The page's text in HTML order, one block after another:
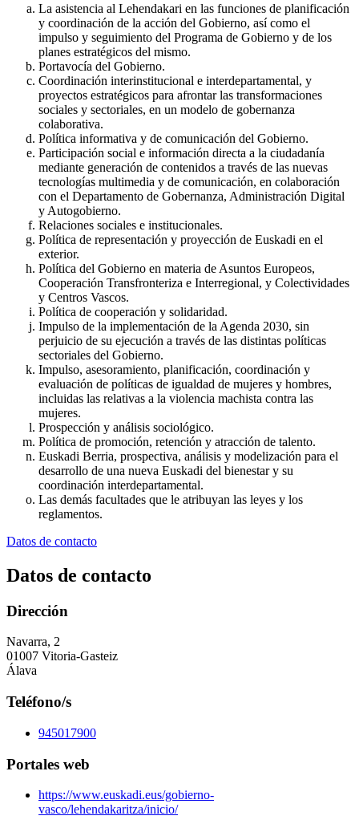
La asistencia al Lehendakari en las funciones de planificación
y coordinación de la acción del Gobierno, así como el
impulso y seguimiento del Programa de Gobierno y de los
planes estratégicos del mismo.
Portavocía del Gobierno.
Coordinación interinstitucional e interdepartamental, y
proyectos estratégicos para afrontar las transformaciones
sociales y sectoriales, en un modelo de gobernanza
colaborativa.
Política informativa y de comunicación del Gobierno.
Participación social e información directa a la ciudadanía
mediante generación de contenidos a través de las nuevas
tecnologías multimedia y de comunicación, en colaboración
con el Departamento de Gobernanza, Administración Digital
y Autogobierno.
Relaciones sociales e institucionales.
Política de representación y proyección de Euskadi en el
exterior.
Política del Gobierno en materia de Asuntos Europeos,
Cooperación Transfronteriza e Interregional, y Colectividades
y Centros Vascos.
Política de cooperación y solidaridad.
Impulso de la implementación de la Agenda 2030, sin
perjuicio de su ejecución a través de las distintas políticas
sectoriales del Gobierno.
Impulso, asesoramiento, planificación, coordinación y
evaluación de políticas de igualdad de mujeres y hombres,
incluidas las relativas a la violencia machista contra las
mujeres.
Prospección y análisis sociológico.
Política de promoción, retención y atracción de talento.
Euskadi Berria, prospectiva, análisis y modelización para el
desarrollo de una nueva Euskadi del bienestar y su
coordinación interdepartamental.
Las demás facultades que le atribuyan las leyes y los
reglamentos.
Datos de contacto
Datos de contacto
Dirección
Navarra, 2
01007 Vitoria-Gasteiz
Álava
Teléfono/s
945017900
Portales web
https://www.euskadi.eus/gobierno-
vasco/lehendakaritza/inicio/